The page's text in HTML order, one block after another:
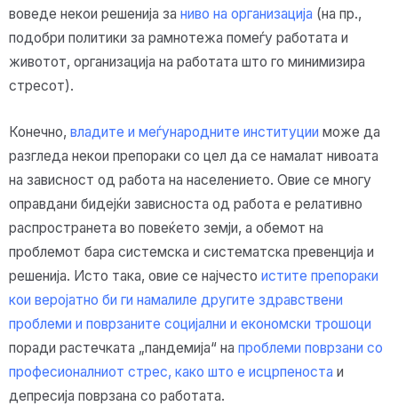
воведе некои решенија за ниво на организација (на пр.,
подобри политики за рамнотежа помеѓу работата и
животот, организација на работата што го минимизира
стресот).
Конечно, владите и меѓународните институции може да
разгледа некои препораки со цел да се намалат нивоата
на зависност од работа на населението. Овие се многу
оправдани бидејќи зависноста од работа е релативно
распространета во повеќето земји, а обемот на
проблемот бара системска и систематска превенција и
решенија. Исто така, овие се најчесто истите препораки
кои веројатно би ги намалиле другите здравствени
проблеми и поврзаните социјални и економски трошоци
поради растечката „пандемија“ на проблеми поврзани со
професионалниот стрес, како што е исцрпеноста и
депресија поврзана со работата.